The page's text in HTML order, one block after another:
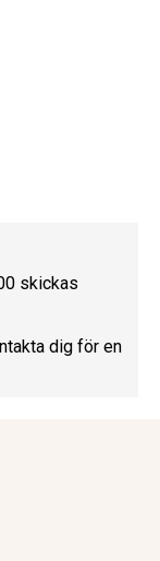
skickas
dig för en